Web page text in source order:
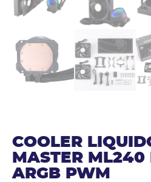
COOLER
MASTER ML240
ARGB PWM